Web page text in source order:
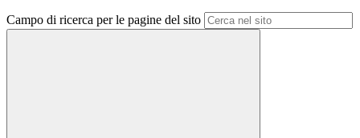
Campo di ricerca per le pagine del sito